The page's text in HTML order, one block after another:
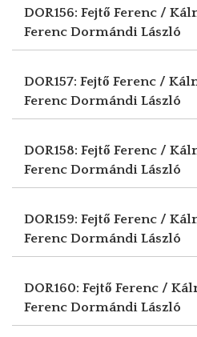
DOR156: Fejtő Ferenc /
Ferenc Dormándi László
DOR157: Fejtő Ferenc /
Ferenc Dormándi László
DOR158: Fejtő Ferenc /
Ferenc Dormándi László
DOR159: Fejtő Ferenc /
Ferenc Dormándi László
DOR160: Fejtő Ferenc /
Ferenc Dormándi László